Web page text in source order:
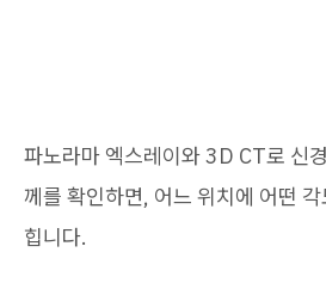
파노라마 엑스레이와 3D CT로 신
께를 확인하면, 어느 위치에 어떤
힙니다.